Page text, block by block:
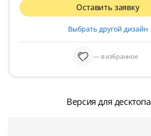
Оставить заявку
Выбрать другой дизайн
— в избранное
Версия для десктопа